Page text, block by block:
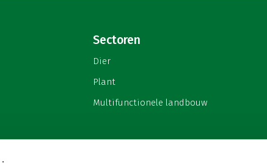
Sectoren
Dier
Plant
Multifunctionele landbouw